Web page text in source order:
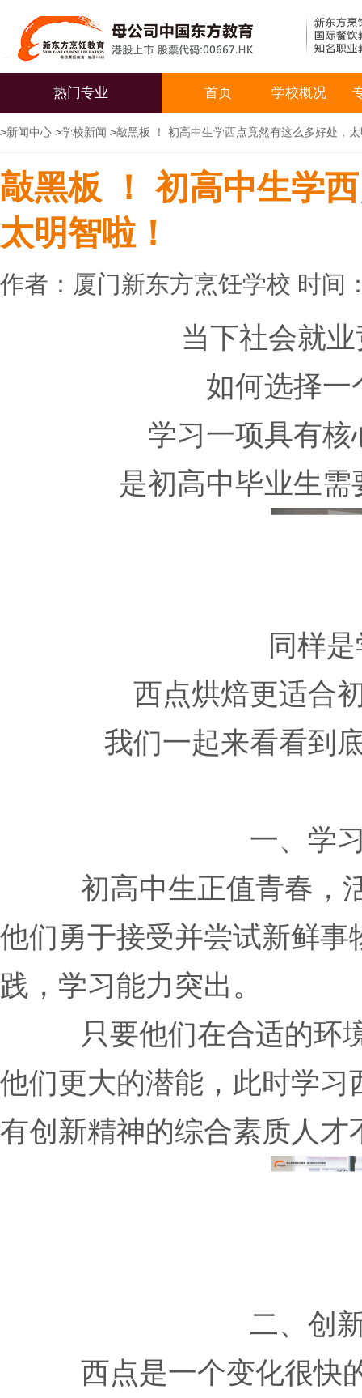
热门专业 首页 学校概况
>新闻中心 >学校新闻 >敲黑板 ！ 初高中生学西点竟然有这么多好处，
敲黑板 ！ 初高中生学
太明智啦！
作者：厦门新东方烹饪学校 时间
当下社会就
如何选择一
学习一项具有
是初高中毕业生
同样
西点烘焙更适合
我们一起来看看到
一、学
初高中生正值青春，活
他们勇于接受并尝试新鲜
践，学习能力突出。
只要他们在合适的环
他们更大的潜能，此时学
有创新精神的综合素质人才
二、创
西点是一个变化很快